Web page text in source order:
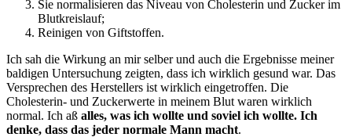
Sie normalisieren das Niveau von Cholesterin und Zucker im
Blutkreislauf;
Reinigen von Giftstoffen.
Ich sah die Wirkung an mir selber und auch die Ergebnisse meiner
baldigen Untersuchung zeigten, dass ich wirklich gesund war. Das
Versprechen des Herstellers ist wirklich eingetroffen. Die
Cholesterin- und Zuckerwerte in meinem Blut waren wirklich
normal. Ich aß alles, was ich wollte und soviel ich wollte. Ich
denke, dass das jeder normale Mann macht.